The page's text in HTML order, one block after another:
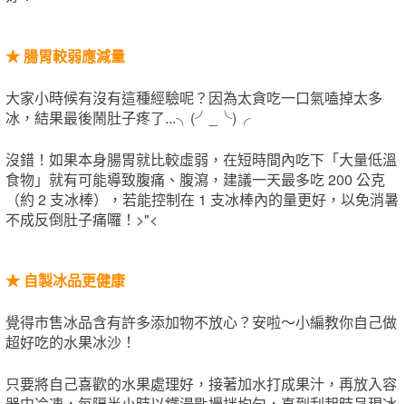
★腸胃較弱應減量
大家小時候有沒有這種經驗呢？因為太貪吃一口氣嗑掉太多
冰，結果最後鬧肚子疼了...╮(╯_╰)╭
沒錯！如果本身腸胃就比較虛弱，在短時間內吃下「大量低溫
食物」就有可能導致腹痛、腹瀉，建議一天最多吃 200 公克
（約 2 支冰棒），若能控制在 1 支冰棒內的量更好，以免消暑
不成反倒肚子痛囉！>"<
★ 自製冰品更健康
覺得市售冰品含有許多添加物不放心？安啦～小編教你自己做
超好吃的水果冰沙！
只要將自己喜歡的水果處理好，接著加水打成果汁，再放入容